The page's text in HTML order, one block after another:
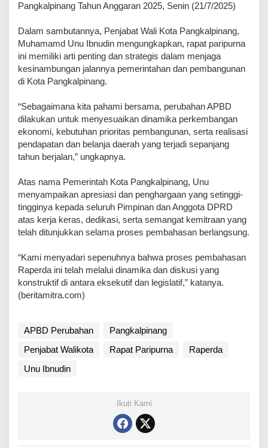
Pangkalpinang Tahun Anggaran 2025, Senin (21/7/2025)
Dalam sambutannya, Penjabat Wali Kota Pangkalpinang,
Muhamamd Unu Ibnudin mengungkapkan, rapat paripurna
ini memiliki arti penting dan strategis dalam menjaga
kesinambungan jalannya pemerintahan dan pembangunan
di Kota Pangkalpinang.
“Sebagaimana kita pahami bersama, perubahan APBD
dilakukan untuk menyesuaikan dinamika perkembangan
ekonomi, kebutuhan prioritas pembangunan, serta realisasi
pendapatan dan belanja daerah yang terjadi sepanjang
tahun berjalan,” ungkapnya.
Atas nama Pemerintah Kota Pangkalpinang, Unu
menyampaikan apresiasi dan penghargaan yang setinggi-
tingginya kepada seluruh Pimpinan dan Anggota DPRD
atas kerja keras, dedikasi, serta semangat kemitraan yang
telah ditunjukkan selama proses pembahasan berlangsung.
“Kami menyadari sepenuhnya bahwa proses pembahasan
Raperda ini telah melalui dinamika dan diskusi yang
konstruktif di antara eksekutif dan legislatif,” katanya.
(beritamitra.com)
APBD Perubahan
Pangkalpinang
Penjabat Walikota
Rapat Paripurna
Raperda
Unu Ibnudin
Ikuti Kami